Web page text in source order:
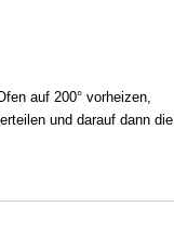
auf 200° vorheizen,
und darauf dann die